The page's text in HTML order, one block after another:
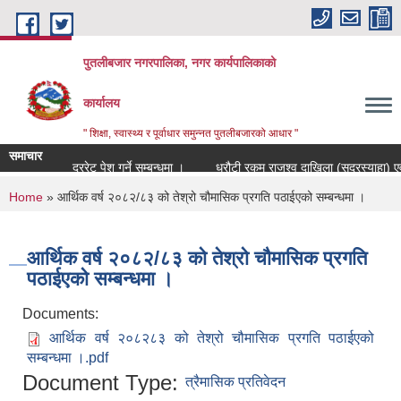
Skip to main content
पुतलीबजार नगरपालिका, नगर कार्यपालिकाको
कार्यालय
" शिक्षा, स्वास्थ्य र पूर्वाधार समुन्नत पुतलीबजारको आधार "
समाचार
दररेट पेश गर्ने सम्बन्धमा ।
धरौटी रकम राजश्व दाखिला (सदरस्याहा)
You are here
Home » आर्थिक वर्ष २०८२/८३ को तेश्रो चौमासिक प्रगति पठाईएको सम्बन्धमा ।
आर्थिक वर्ष २०८२/८३ को तेश्रो चौमासिक प्रगति
पठाईएको सम्बन्धमा ।
Documents:
आर्थिक वर्ष २०८२८३ को तेश्रो चौमासिक प्रगति पठाईएको
सम्बन्धमा ।.pdf
Document Type: त्रैमासिक प्रतिवेदन